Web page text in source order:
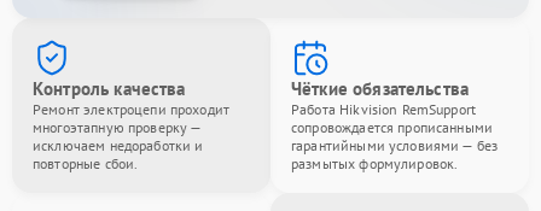
Контроль качества
Ремонт электроцепи проходит
многоэтапную проверку —
исключаем недоработки и
повторные сбои.
Чёткие обязательства
Работа Hikvision RemSupport
сопровождается прописанными
гарантийными условиями — без
размытых формулировок.